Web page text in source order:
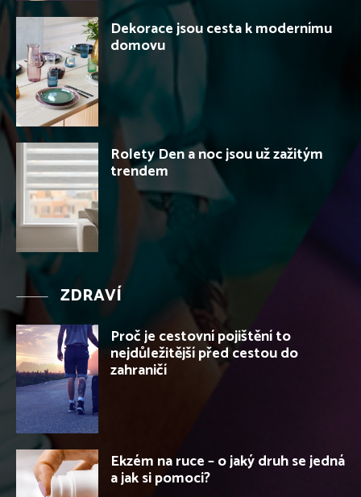
Dekorace jsou cesta k modernímu
domovu
Rolety Den a noc jsou už zažitým
trendem
ZDRAVÍ
Proč je cestovní pojištění to
nejdůležitější před cestou do
zahraničí
Ekzém na ruce – o jaký druh se jedná
a jak si pomoci?